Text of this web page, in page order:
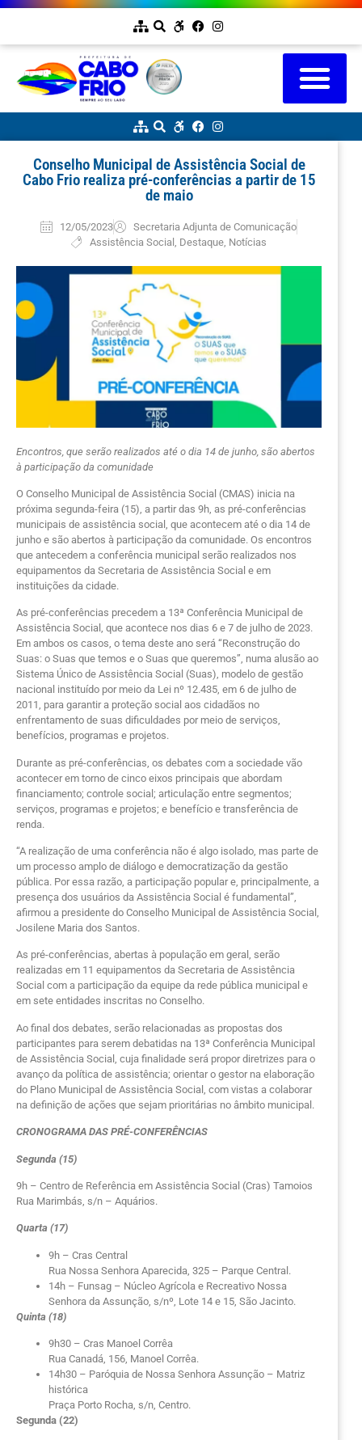
Conselho Municipal de Assistência Social de
Cabo Frio realiza pré-conferências a partir de 15
de maio
12/05/2023
Secretaria Adjunta de Comunicação
Assistência Social Destaque Notícias
Encontros, que serão realizados até o dia 14 de junho, são abertos
à participação da comunidade
O Conselho Municipal de Assistência Social (CMAS) inicia na
próxima segunda-feira (15), a partir das 9h, as pré-conferências
municipais de assistência social, que acontecem até o dia 14 de
junho e são abertos à participação da comunidade. Os encontros
que antecedem a conferência municipal serão realizados nos
equipamentos da Secretaria de Assistência Social e em
instituições da cidade.
As pré-conferências precedem a 13ª Conferência Municipal de
Assistência Social, que acontece nos dias 6 e 7 de julho de 2023.
Em ambos os casos, o tema deste ano será “Reconstrução do
Suas: o Suas que temos e o Suas que queremos”, numa alusão ao
Sistema Único de Assistência Social (Suas), modelo de gestão
nacional instituído por meio da Lei nº 12.435, em 6 de julho de
2011, para garantir a proteção social aos cidadãos no
enfrentamento de suas dificuldades por meio de serviços,
benefícios, programas e projetos.
Durante as pré-conferências, os debates com a sociedade vão
acontecer em torno de cinco eixos principais que abordam
financiamento; controle social; articulação entre segmentos;
serviços, programas e projetos; e benefício e transferência de
renda.
“A realização de uma conferência não é algo isolado, mas parte de
um processo amplo de diálogo e democratização da gestão
pública. Por essa razão, a participação popular e, principalmente, a
presença dos usuários da Assistência Social é fundamental”,
afirmou a presidente do Conselho Municipal de Assistência Social,
Josilene Maria dos Santos.
As pré-conferências, abertas à população em geral, serão
realizadas em 11 equipamentos da Secretaria de Assistência
Social com a participação da equipe da rede pública municipal e
em sete entidades inscritas no Conselho.
Ao final dos debates, serão relacionadas as propostas dos
participantes para serem debatidas na 13ª Conferência Municipal
de Assistência Social, cuja finalidade será propor diretrizes para o
avanço da política de assistência; orientar o gestor na elaboração
do Plano Municipal de Assistência Social, com vistas a colaborar
na definição de ações que sejam prioritárias no âmbito municipal.
CRONOGRAMA DAS PRÉ-CONFERÊNCIAS
Segunda (15)
9h – Centro de Referência em Assistência Social (Cras) Tamoios
Rua Marimbás, s/n – Aquários.
Quarta (17)
9h – Cras Central
Rua Nossa Senhora Aparecida, 325 – Parque Central.
14h – Funsag – Núcleo Agrícola e Recreativo Nossa
Senhora da Assunção, s/nº, Lote 14 e 15, São Jacinto.
Quinta (18)
9h30 – Cras Manoel Corrêa
Rua Canadá, 156, Manoel Corrêa.
14h30 – Paróquia de Nossa Senhora Assunção – Matriz
histórica
Praça Porto Rocha, s/n, Centro.
Segunda (22)